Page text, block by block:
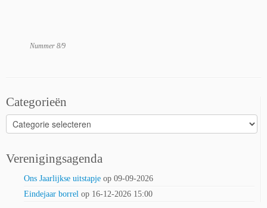
Nummer 8/9
Categorieën
Categorieën
Verenigingsagenda
Ons Jaarlijkse uitstapje op 09-09-2026
Eindejaar borrel op 16-12-2026 15:00